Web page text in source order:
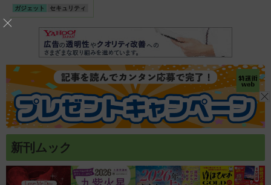
を覚えておこう!
ガジェット セキュリティ
新刊ムック